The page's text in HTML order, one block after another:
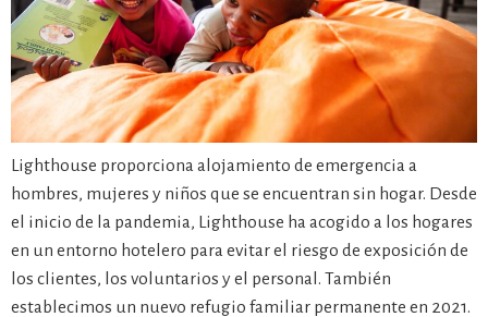
Lighthouse proporciona alojamiento de emergencia a
hombres, mujeres y niños que se encuentran sin hogar. Desde
el inicio de la pandemia, Lighthouse ha acogido a los hogares
en un entorno hotelero para evitar el riesgo de exposición de
los clientes, los voluntarios y el personal. También
establecimos un nuevo refugio familiar permanente en 2021.